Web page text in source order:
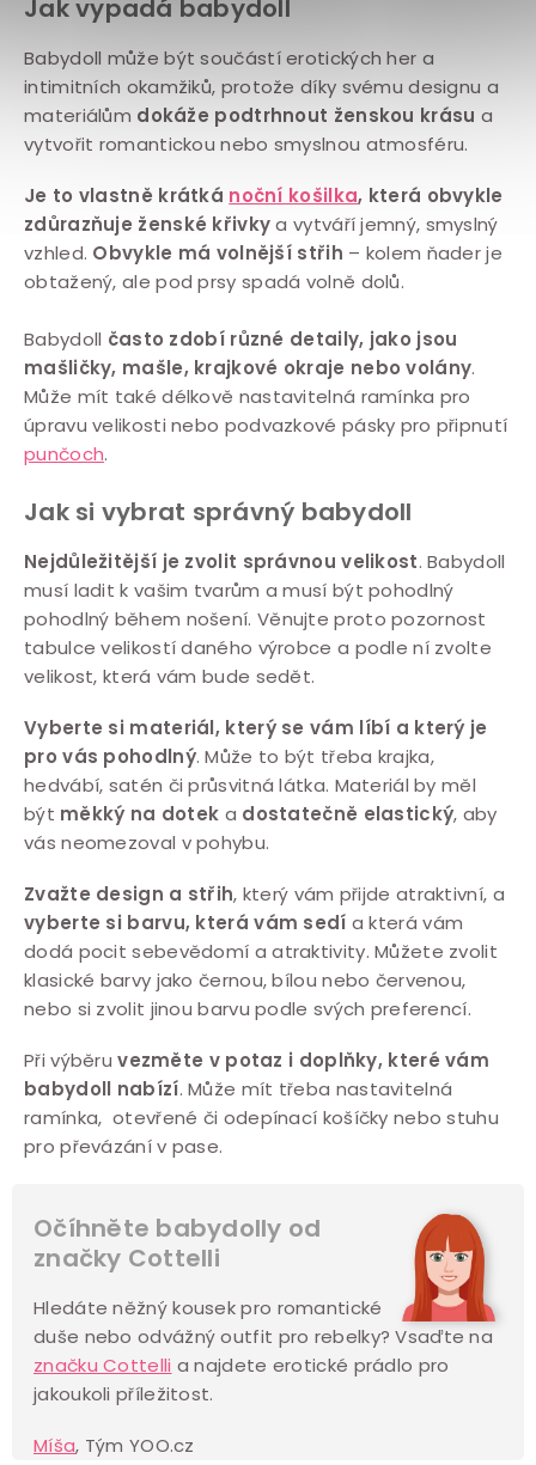
Jak vypadá babydoll
Babydoll může být součástí erotických her a
intimitních okamžiků, protože díky svému designu a
materiálům dokáže podtrhnout ženskou krásu a
vytvořit romantickou nebo smyslnou atmosféru.
Je to vlastně krátká noční košilka, která obvykle
zdůrazňuje ženské křivkya vytváří jemný, smyslný
vzhled. Obvykle má volnější střih – kolem ňader je
obtažený, ale pod prsy spadá volně dolů.
Babydoll často zdobí různé detaily, jako jsou
mašličky, mašle, krajkové okraje nebo volány.
Může mít také délkově nastavitelná ramínka pro
úpravu velikosti nebo podvazkové pásky pro připnutí
punčoch.
Jak si vybrat správný babydoll
Nejdůležitější je zvolit správnou velikost. Babydoll
musí ladit k vašim tvarům a musí být pohodlný
pohodlný během nošení. Věnujte proto pozornost
tabulce velikostí daného výrobce a podle ní zvolte
velikost, která vám bude sedět.
Vyberte si materiál, který se vám líbí a který je
pro vás pohodlný. Může to být třeba krajka,
hedvábí, satén či průsvitná látka. Materiál by měl
být měkký na dotek a dostatečně elastický, aby
vás neomezoval v pohybu.
Zvažte design a střih, který vám přijde atraktivní, a
vyberte si barvu, která vám sedí a která vám
dodá pocit sebevědomí a atraktivity. Můžete zvolit
klasické barvy jako černou, bílou nebo červenou,
nebo si zvolit jinou barvu podle svých preferencí.
Při výběruvezměte v potaz i doplňky, které vám
babydoll nabízí. Může mít třeba nastavitelná
ramínka, otevřené či odepínací košíčky nebo stuhu
pro převázání v pase.
Očíhněte babydolly od
značky Cottelli
Hledáte něžný kousek pro romantické
duše nebo odvážný outfit pro rebelky? Vsaďte na
značku Cottelli a najdete erotické prádlo pro
jakoukoli příležitost.
Míša, Tým YOO.cz